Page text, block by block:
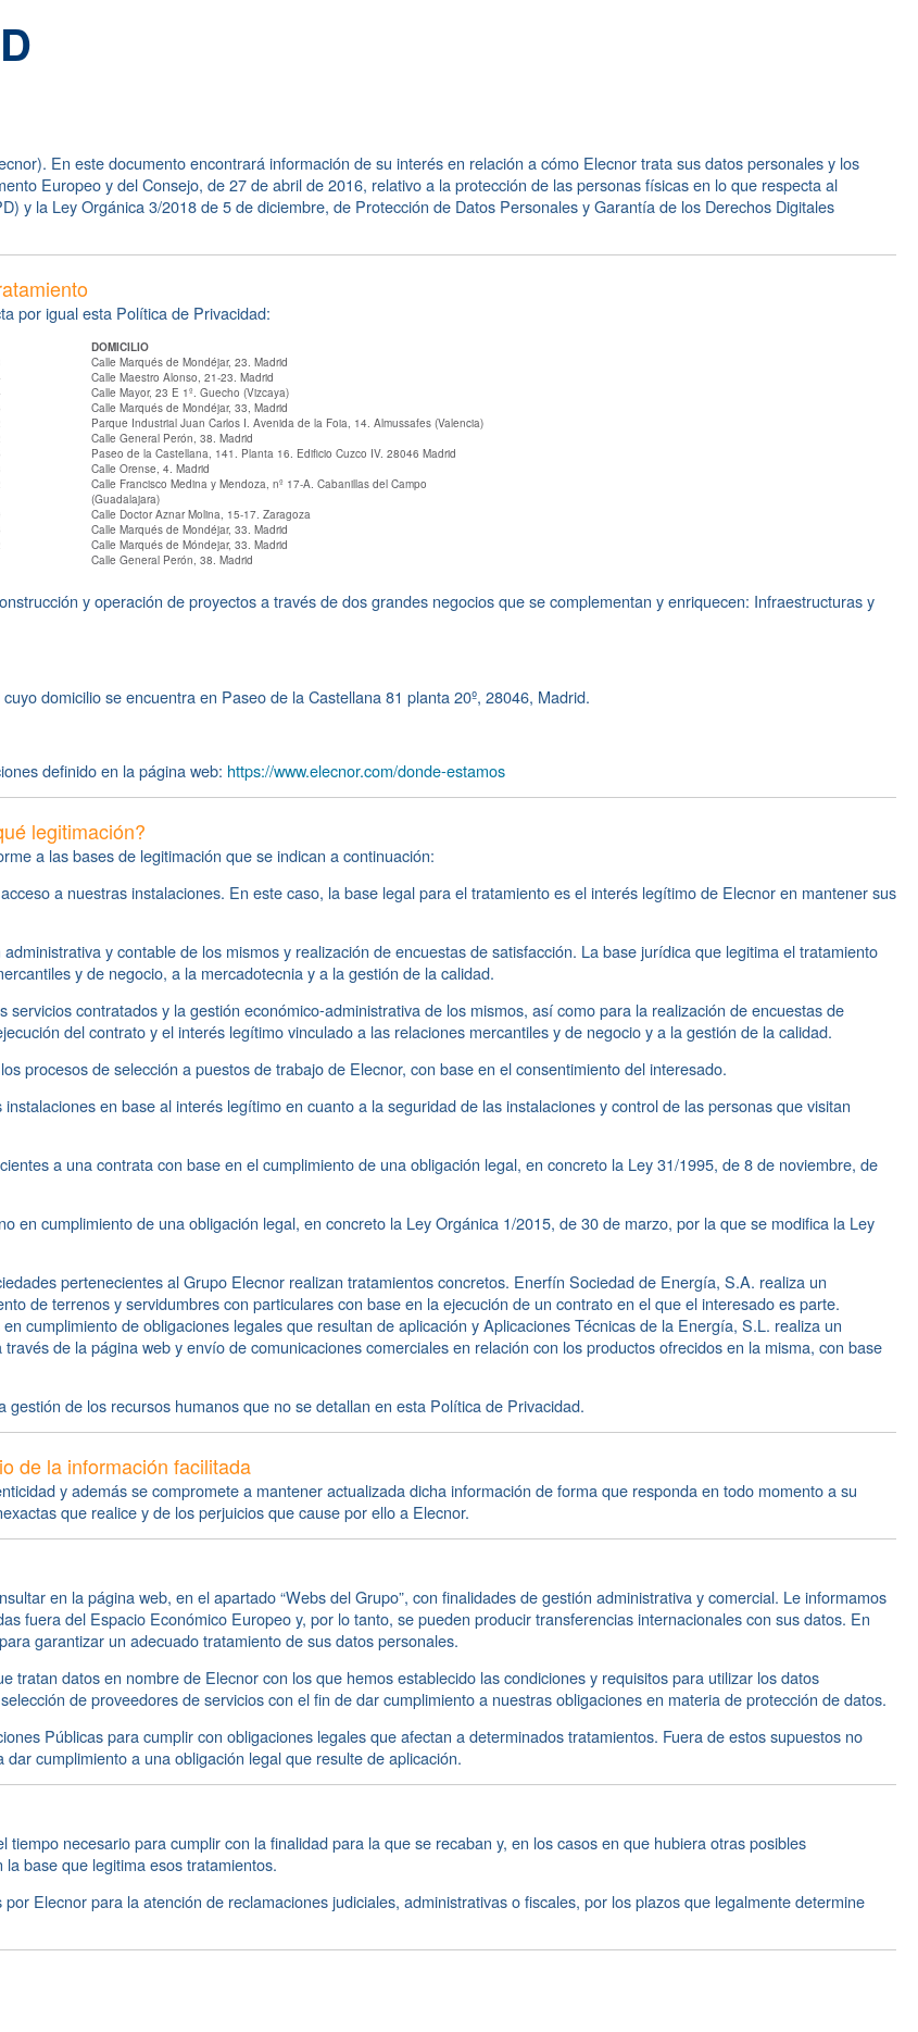
En este documento encontrará información de su interés en relación a cómo Elecnor trata sus datos personales y los
Europeo y del Consejo, de 27 de abril de 2016, relativo a la protección de las personas físicas en lo que respecta al
y la Ley Orgánica 3/2018 de 5 de diciembre, de Protección de Datos Personales y Garantía de los Derechos Digitales
por igual esta Política de Privacidad:
DOMICILIO
Calle Marqués de Mondéjar, 23. Madrid
Calle Maestro Alonso, 21-23. Madrid
Calle Mayor, 23 E 1º. Guecho (Vizcaya)
Calle Marqués de Mondéjar, 33, Madrid
Parque Industrial Juan Carlos I. Avenida de la Foia, 14. Almussafes (Valencia)
Calle General Perón, 38. Madrid
Paseo de la Castellana, 141. Planta 16. Edificio Cuzco IV. 28046 Madrid
Calle Orense, 4. Madrid
Calle Francisco Medina y Mendoza, nº 17-A. Cabanillas del Campo
(Guadalajara)
Calle Doctor Aznar Molina, 15-17. Zaragoza
Calle Marqués de Mondéjar, 33. Madrid
Calle Marqués de Móndejar, 33. Madrid
Calle General Perón, 38. Madrid
y operación de proyectos a través de dos grandes negocios que se complementan y enriquecen: Infraestructuras y
domicilio se encuentra en Paseo de la Castellana 81 planta 20º, 28046, Madrid.
definido en la página web: https://www.elecnor.com/donde-estamos
legitimación?
a las bases de legitimación que se indican a continuación:
a nuestras instalaciones. En este caso, la base legal para el tratamiento es el interés legítimo de Elecnor en mantener sus
y contable de los mismos y realización de encuestas de satisfacción. La base jurídica que legitima el tratamiento
y de negocio, a la mercadotecnia y a la gestión de la calidad.
contratados y la gestión económico-administrativa de los mismos, así como para la realización de encuestas de
del contrato y el interés legítimo vinculado a las relaciones mercantiles y de negocio y a la gestión de la calidad.
procesos de selección a puestos de trabajo de Elecnor, con base en el consentimiento del interesado.
en base al interés legítimo en cuanto a la seguridad de las instalaciones y control de las personas que visitan
a una contrata con base en el cumplimiento de una obligación legal, en concreto la Ley 31/1995, de 8 de noviembre, de
en cumplimiento de una obligación legal, en concreto la Ley Orgánica 1/2015, de 30 de marzo, por la que se modifica la Ley
pertenecientes al Grupo Elecnor realizan tratamientos concretos. Enerfín Sociedad de Energía, S.A. realiza un
de terrenos y servidumbres con particulares con base en la ejecución de un contrato en el que el interesado es parte.
cumplimiento de obligaciones legales que resultan de aplicación y Aplicaciones Técnicas de la Energía, S.L. realiza un
de la página web y envío de comunicaciones comerciales en relación con los productos ofrecidos en la misma, con base
de los recursos humanos que no se detallan en esta Política de Privacidad.
de la información facilitada
y además se compromete a mantener actualizada dicha información de forma que responda en todo momento a su
que realice y de los perjuicios que cause por ello a Elecnor.
en la página web, en el apartado “Webs del Grupo”, con finalidades de gestión administrativa y comercial. Le informamos
fuera del Espacio Económico Europeo y, por lo tanto, se pueden producir transferencias internacionales con sus datos. En
garantizar un adecuado tratamiento de sus datos personales.
tratan datos en nombre de Elecnor con los que hemos establecido las condiciones y requisitos para utilizar los datos
de proveedores de servicios con el fin de dar cumplimiento a nuestras obligaciones en materia de protección de datos.
Públicas para cumplir con obligaciones legales que afectan a determinados tratamientos. Fuera de estos supuestos no
cumplimiento a una obligación legal que resulte de aplicación.
necesario para cumplir con la finalidad para la que se recaban y, en los casos en que hubiera otras posibles
base que legitima esos tratamientos.
Elecnor para la atención de reclamaciones judiciales, administrativas o fiscales, por los plazos que legalmente determine